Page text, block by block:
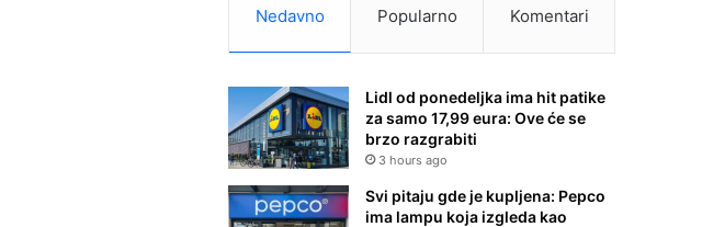
Nedavno Popularno Komentari
Lidl od ponedeljka ima hit patike
za samo 17,99 eura: Ove će se
brzo razgrabiti
3 hours ago
Svi pitaju gde je kupljena: Pepco
ima lampu koja izgleda kao